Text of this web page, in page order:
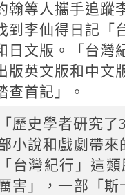
翰等人攜手追蹤
到李仙得日記
日文版。「台灣
版英文版和中文
查首記」。
「歷史學者研究
小說和戲劇帶
「台灣紀行」這
害」，一部「